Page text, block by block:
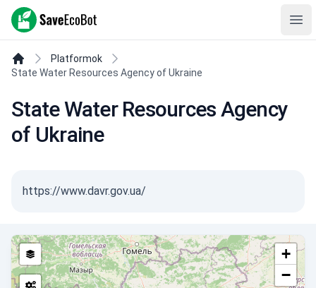
SaveEcoBot
Platformok
State Water Resources Agency of Ukraine
State Water Resources Agency
of Ukraine
https://www.davr.gov.ua/
+
−